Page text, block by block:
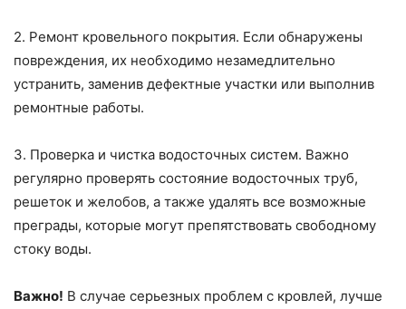
2. Ремонт кровельного покрытия. Если обнаружены
повреждения, их необходимо незамедлительно
устранить, заменив дефектные участки или выполнив
ремонтные работы.
3. Проверка и чистка водосточных систем. Важно
регулярно проверять состояние водосточных труб,
решеток и желобов, а также удалять все возможные
преграды, которые могут препятствовать свободному
стоку воды.
Важно! В случае серьезных проблем с кровлей, лучше